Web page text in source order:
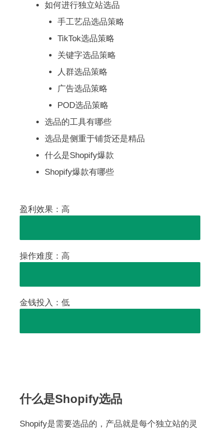
如何进行独立站选品
手工艺品选品策略
TikTok选品策略
关键字选品策略
人群选品策略
广告选品策略
POD选品策略
选品的工具有哪些
选品是侧重于铺货还是精品
什么是Shopify爆款
Shopify爆款有哪些
盈利效果：高
操作难度：高
金钱投入：低
什么是Shopify选品
Shopify是需要选品的，产品就是每个独立站的灵